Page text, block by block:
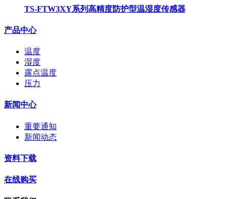
TS-FTW3XY系列高精度防护型温湿度传感器
产品中心
温度
湿度
露点温度
压力
新闻中心
重要通知
新闻动态
资料下载
在线购买